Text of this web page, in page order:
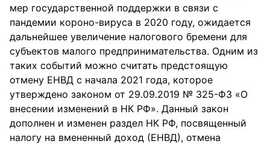
мер государственной поддержки в связи с
пандемии короно-вируса в 2020 году, ожидается
дальнейшее увеличение налогового бремени для
субъектов малого предпринимательства. Одним из
таких событий можно считать предстоящую
отмену ЕНВД с начала 2021 года, которое
утверждено законом от 29.09.2019 № 325-ФЗ «О
внесении изменений в НК РФ». Данный закон
дополнен и изменен раздел НК РФ, посвященный
налогу на вмененный доход (ЕНВД), отмена